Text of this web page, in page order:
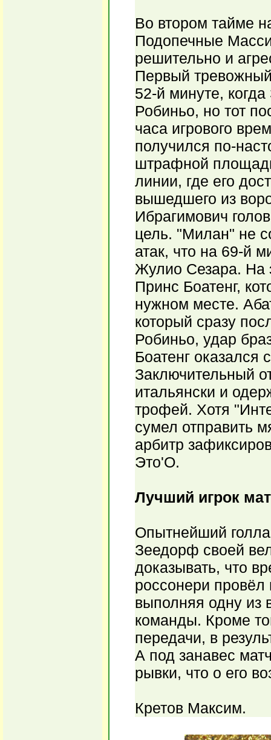
Во втором тайме
Подопечные
решительно и
Первый тревожный
52-й минуте,
Робиньо, но тот
часа игрового
получился по-
штрафной
линии, где его
вышедшего из
Ибрагимович
цель. "Милан" не
атак, что на 69-й
Жулио Сезара. На
Принс Боатенг,
нужном месте.
который сразу
Робиньо, удар
Боатенг
Заключительный
итальянски и
трофей. Хотя
сумел отправить
арбитр
Это'О.
Лучший игрок
Опытнейший
Зеедорф своей
доказывать, что
россонери провёл
выполняя одну из
команды. Кроме
передачи, в
А под занавес
рывки, что о его
Кретов Максим.